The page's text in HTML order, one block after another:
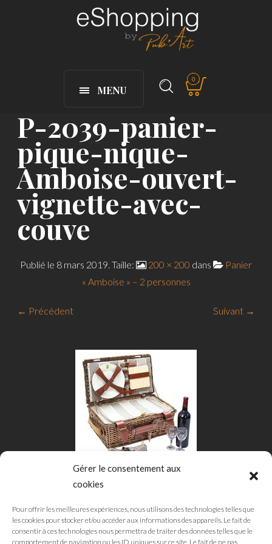
Gérer le consentement aux
cookies
Pour offrir les meilleures expériences, nous utilisons des technologies telles que
les cookies pour stocker et/ou accéder aux informations des appareils. Le fait de
consentir à ces technologies nous permettra de traiter des données telles que le
comportement de navigation ou les ID uniques sur ce site. Le fait de ne pas
MENU
0
P-2039-panier-
pique-nique-
Amboise-ouvert-
vignette-avec-
couve
Publié le 8 mars 2019. Taille: 200 × 200 dans
Panier
« Amboise » – 2 personnes
← Précédent Suivant →